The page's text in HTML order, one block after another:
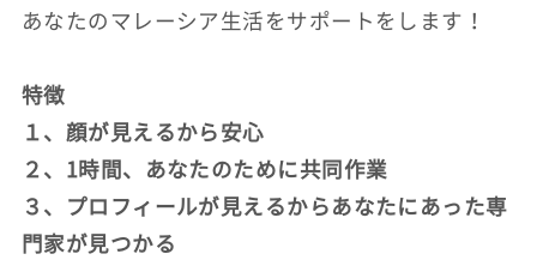
あなたのマレーシア生活をサポートをします！
特徴
１、顔が見えるから安心
２、1時間、あなたのために共同作業
３、プロフィールが見えるからあなたにあった専
門家が見つかる